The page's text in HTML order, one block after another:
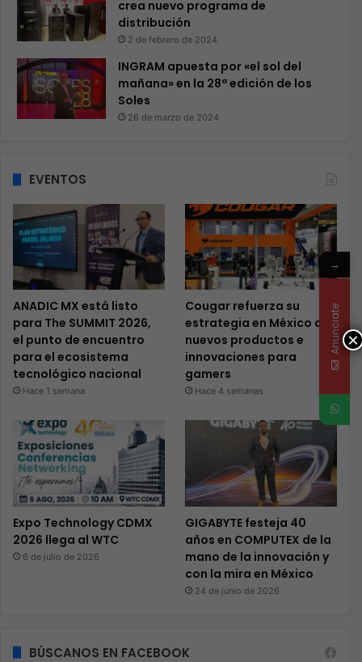
crea nuevo programa de
distribución
2 de febrero de 2024
INGRAM apuesta por «el sol del
mañana» en la 28ª edición de los
Soles
26 de marzo de 2024
EVENTOS
ANADIC MX está listo
para The SUMMIT 2026,
el punto de encuentro
para el ecosistema
tecnológico nacional
Hace 1 semana
Cougar refuerza su
estrategia en México con
nuevos productos e
innovaciones para
gamers
Hace 4 semanas
Expo Technology CDMX
2026 llega al WTC
6 de julio de 2026
GIGABYTE festeja 40
años en COMPUTEX de la
mano de la innovación y
con la mira en México
24 de junio de 2026
BÚSCANOS EN FACEBOOK
×
→
Anunciate